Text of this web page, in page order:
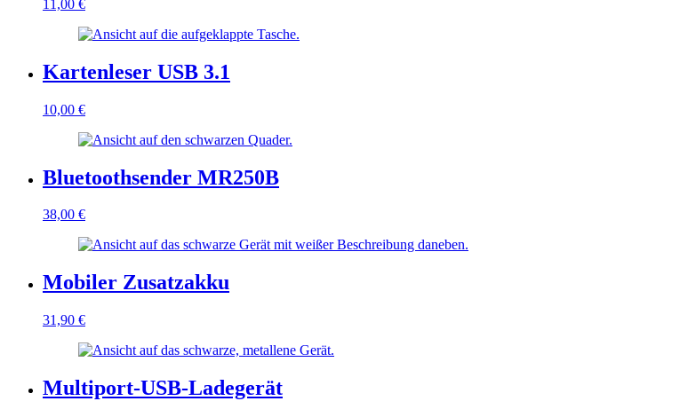
11,00 €
Kartenleser USB 3.1
10,00 €
Bluetoothsender MR250B
38,00 €
Mobiler Zusatzakku
31,90 €
Multiport-USB-Ladegerät